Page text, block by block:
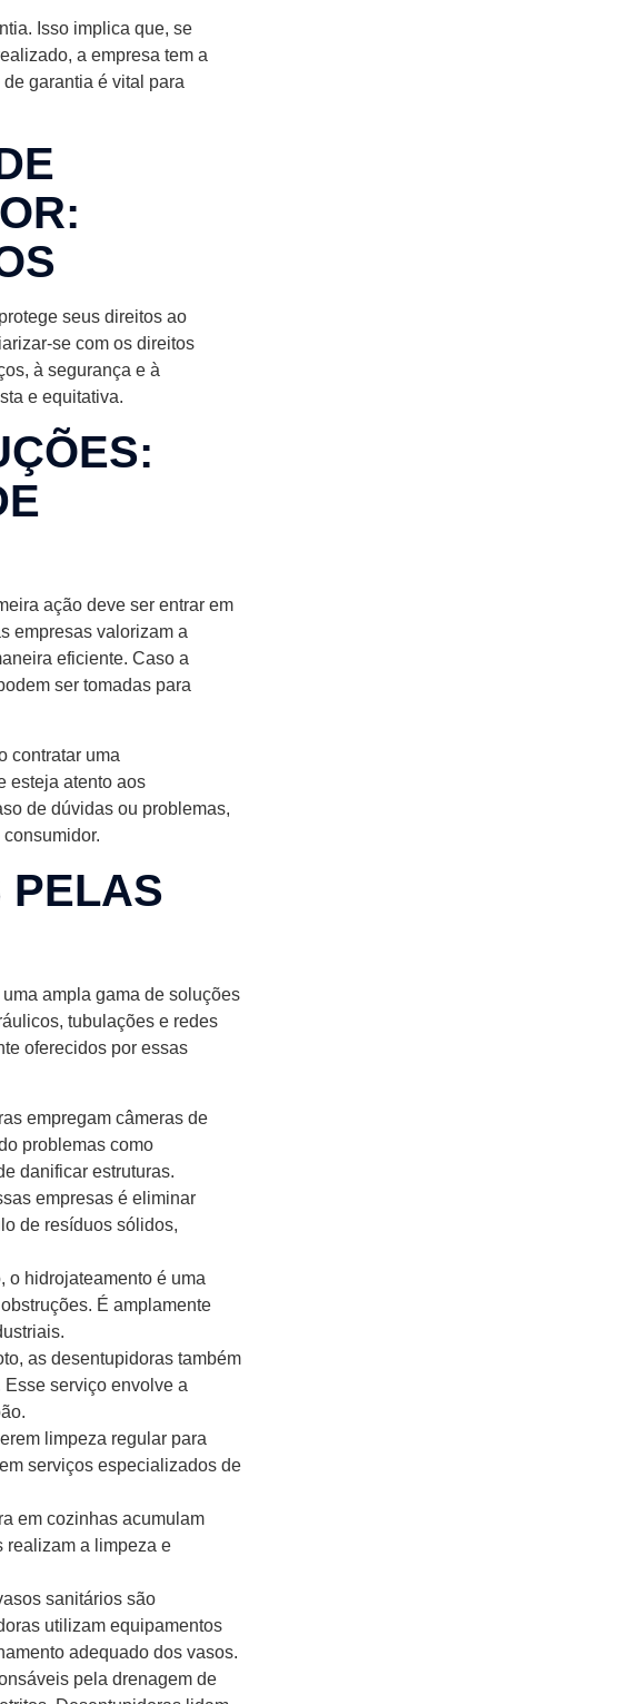
Isso implica que, se
a empresa tem a
garantia é vital para
seus direitos ao
se com os direitos
à segurança e à
e equitativa.
ação deve ser entrar em
empresas valorizam a
eficiente. Caso a
ser tomadas para
contratar uma
esteja atento aos
de dúvidas ou problemas,
PELAS
ampla gama de soluções
tubulações e redes
oferecidos por essas
empregam câmeras de
problemas como
danificar estruturas.
empresas é eliminar
de resíduos sólidos,
o hidrojateamento é uma
É amplamente
as desentupidoras também
serviço envolve a
limpeza regular para
serviços especializados de
em cozinhas acumulam
realizam a limpeza e
sanitários são
utilizam equipamentos
adequado dos vasos.
pela drenagem de